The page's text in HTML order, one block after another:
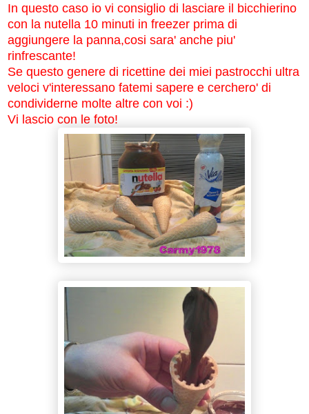
In questo caso io vi consiglio di lasciare il bicchierino
con la nutella 10 minuti in freezer prima di
aggiungere la panna,cosi sara' anche piu'
rinfrescante!
Se questo genere di ricettine dei miei pastrocchi ultra
veloci v'interessano fatemi sapere e cerchero' di
condividerne molte altre con voi :)
Vi lascio con le foto!